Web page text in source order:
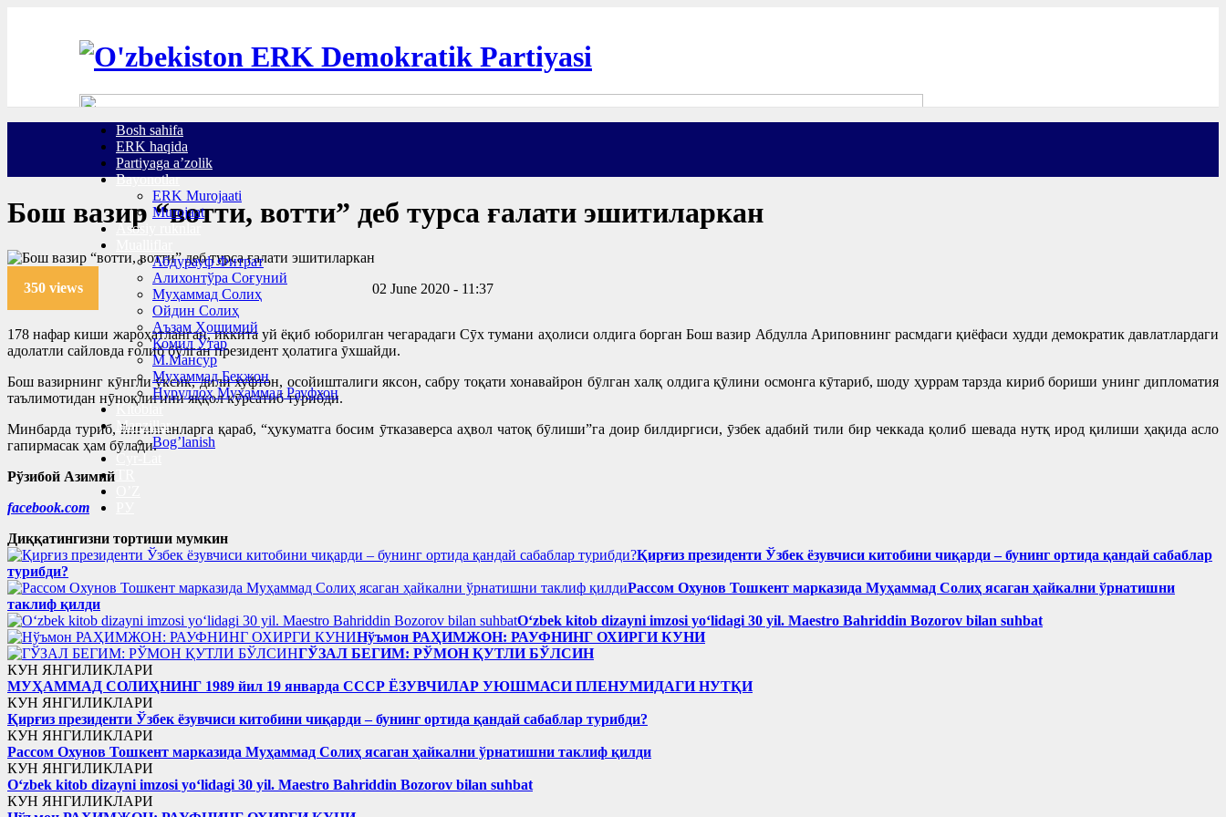
Bosh sahifa
ERK haqida
Partiyaga a’zolik
Bayonotlar
ERK Murojaati
Murojaat
Asosiy ruknlar
Абдурауф Фитрат
Алихонтўра Соғуний
Муҳаммад Солиҳ
Ойдин Солиҳ
Аъзам Ҳошимий
Комил Ўтар
М.Мансур
Муҳаммад Бекжон
Нуруллоҳ Муҳаммад Рауфхон
Kitoblar
Manzillar
Bog’lanish
Cyr-Lat
Бош вазир “вотти, вотти” деб турса ғалати эшитиларкан
350 views 02 June 2020 - 11:37
178 нафар киши жароҳатланган, иккита уй ёқиб юборилган чегарадаги Сӯх тумани аҳолиси олдига борган Бош вазир Абдулла Ариповнинг расмдаги қиёфаси худди демократик давлатлардаги
адолатли сайловда ғолиб бӯлган президент ҳолатига ӯхшайди.
Бош вазирнинг кӯнгли ӯксик, дили хуфтон, осойишталиги яксон, сабру тоқати хонавайрон бӯлган халқ олдига қӯлини осмонга кӯтариб, шоду ҳуррам тарзда кириб бориши унинг дипломатия
таълимотидан нӯноқлигини яққол кӯрсатиб турибди.
Минбарда туриб, йиғилганларга қараб, “ҳукуматга босим ӯтказаверса аҳвол чатоқ бӯлиши”га доир билдиргиси, ӯзбек адабий тили бир чеккада қолиб шевада нутқ ирод қилиши ҳақида асло
гапирмасак ҳам бӯлади.
Рўзибой Азимий
facebook.com
Диққатингизни тортиши мумкин
Қирғиз президенти Ўзбек ёзувчиси китобини чиқарди – бунинг ортида қандай сабаблар
турибди?
Рассом Охунов Тошкент марказида Муҳаммад Солиҳ яcаган ҳайкални ўрнатишни
таклиф қилди
Oʻzbek kitob dizayni imzosi yoʻlidagi 30 yil. Maestro Bahriddin Bozorov bilan suhbat
Нўъмон РАҲИМЖОН: РАУФНИНГ ОХИРГИ КУНИ
ГЎЗАЛ БЕГИМ: РЎМОН ҚУТЛИ БЎЛСИН
КУН ЯНГИЛИКЛАРИ
МУҲАММАД СОЛИҲНИНГ 1989 йил 19 январда СССР ЁЗУВЧИЛАР УЮШМАСИ ПЛЕНУМИДАГИ НУТҚИ
КУН ЯНГИЛИКЛАРИ
Қирғиз президенти Ўзбек ёзувчиси китобини чиқарди – бунинг ортида қандай сабаблар турибди?
КУН ЯНГИЛИКЛАРИ
Рассом Охунов Тошкент марказида Муҳаммад Солиҳ яcаган ҳайкални ўрнатишни таклиф қилди
КУН ЯНГИЛИКЛАРИ
Oʻzbek kitob dizayni imzosi yoʻlidagi 30 yil. Maestro Bahriddin Bozorov bilan suhbat
КУН ЯНГИЛИКЛАРИ